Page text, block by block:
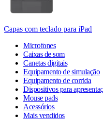
Capas com teclado para iPad
Microfones
Caixas de som
Canetas digitais
Equipamento de simulação
Equipamento de corrida
Dispositivos para
Mouse pads
Acessórios
Mais vendidos